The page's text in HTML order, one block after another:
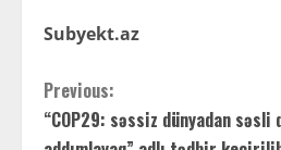
Subyekt.az
C
Previous:
“COP29: səssiz dünyadan səsli